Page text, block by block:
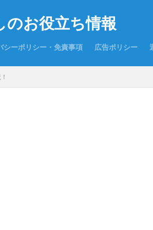
のお役立ち情報
シーポリシー・免責事項 広告ポリシー